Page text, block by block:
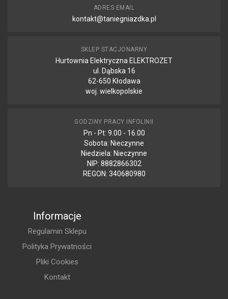
ADRES EMAIL
kontakt@taniegniazdka.pl
SKLEP STACJONARNY
Hurtownia Elektryczna ELEKTROZET
ul. Dąbska 16
62-650 Kłodawa
woj. wielkopolskie
GODZINY PRACY INFOLINII
Pn - Pt: 9.00 - 16.00
Sobota: Nieczynne
Niedziela: Nieczynne
NIP: 8882866302
REGON: 340680980
Informacje
Regulamin Sklepu
Polityka Prywatności
Pliki Cookies
Kontakt